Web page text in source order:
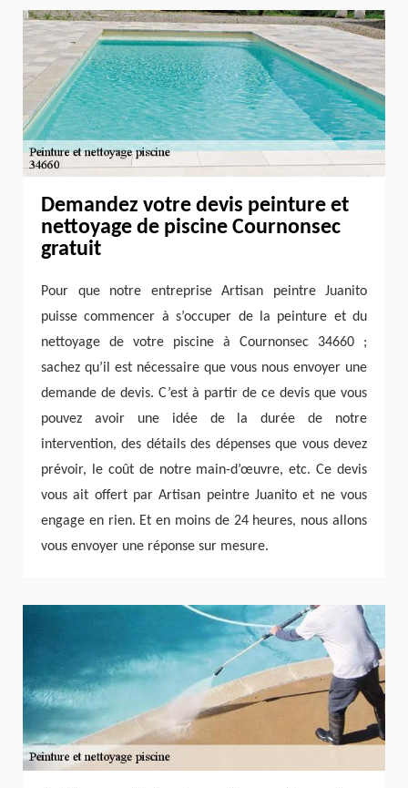
Demandez votre devis peinture et
nettoyage de piscine Cournonsec
gratuit
Pour que notre entreprise Artisan peintre Juanito
puisse commencer à s’occuper de la peinture et du
nettoyage de votre piscine à Cournonsec 34660 ;
sachez qu’il est nécessaire que vous nous envoyer une
demande de devis. C’est à partir de ce devis que vous
pouvez avoir une idée de la durée de notre
intervention, des détails des dépenses que vous devez
prévoir, le coût de notre main-d’œuvre, etc. Ce devis
vous ait offert par Artisan peintre Juanito et ne vous
engage en rien. Et en moins de 24 heures, nous allons
vous envoyer une réponse sur mesure.